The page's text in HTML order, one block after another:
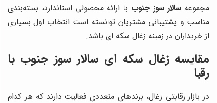
مجموعه سالار سوز جنوب با ارائه محصولی استاندارد، بسته‌بندی
مناسب و پشتیبانی مشتریان توانسته است انتخاب اول بسیاری
از خریداران در زمینه زغال سکه ای باشد.
مقایسه زغال سکه ای سالار سوز جنوب با
رقبا
در بازار رقابتی زغال، برندهای متعددی فعالیت دارند که هر کدام